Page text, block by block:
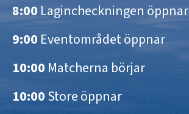
8:00 Lagincheckningen öppnar
9:00 Eventområdet öppnar
10:00 Matcherna börjar
10:00Store öppnar